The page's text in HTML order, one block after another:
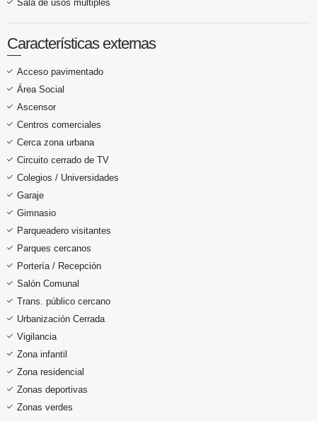
Sala de usos múltiples
Características externas
Acceso pavimentado
Área Social
Ascensor
Centros comerciales
Cerca zona urbana
Circuito cerrado de TV
Colegios / Universidades
Garaje
Gimnasio
Parqueadero visitantes
Parques cercanos
Portería / Recepción
Salón Comunal
Trans. público cercano
Urbanización Cerrada
Vigilancia
Zona infantil
Zona residencial
Zonas deportivas
Zonas verdes